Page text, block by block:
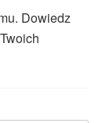
Dowiedz